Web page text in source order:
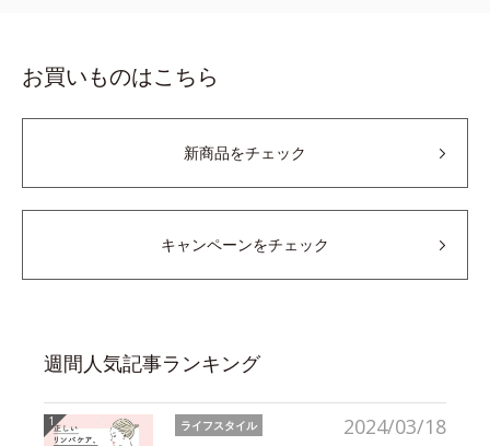
お買いものはこちら
新商品をチェック
キャンペーンをチェック
週間人気記事ランキング
2024/03/18
ライフスタイル